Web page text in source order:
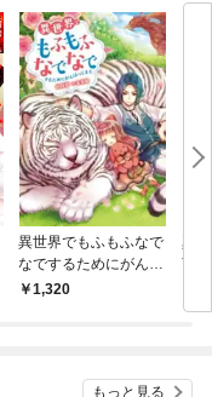
異世界でもふもふなで
なでするためにがんば
ってます。 ： 1
1,320
真
言
て
もっと見る